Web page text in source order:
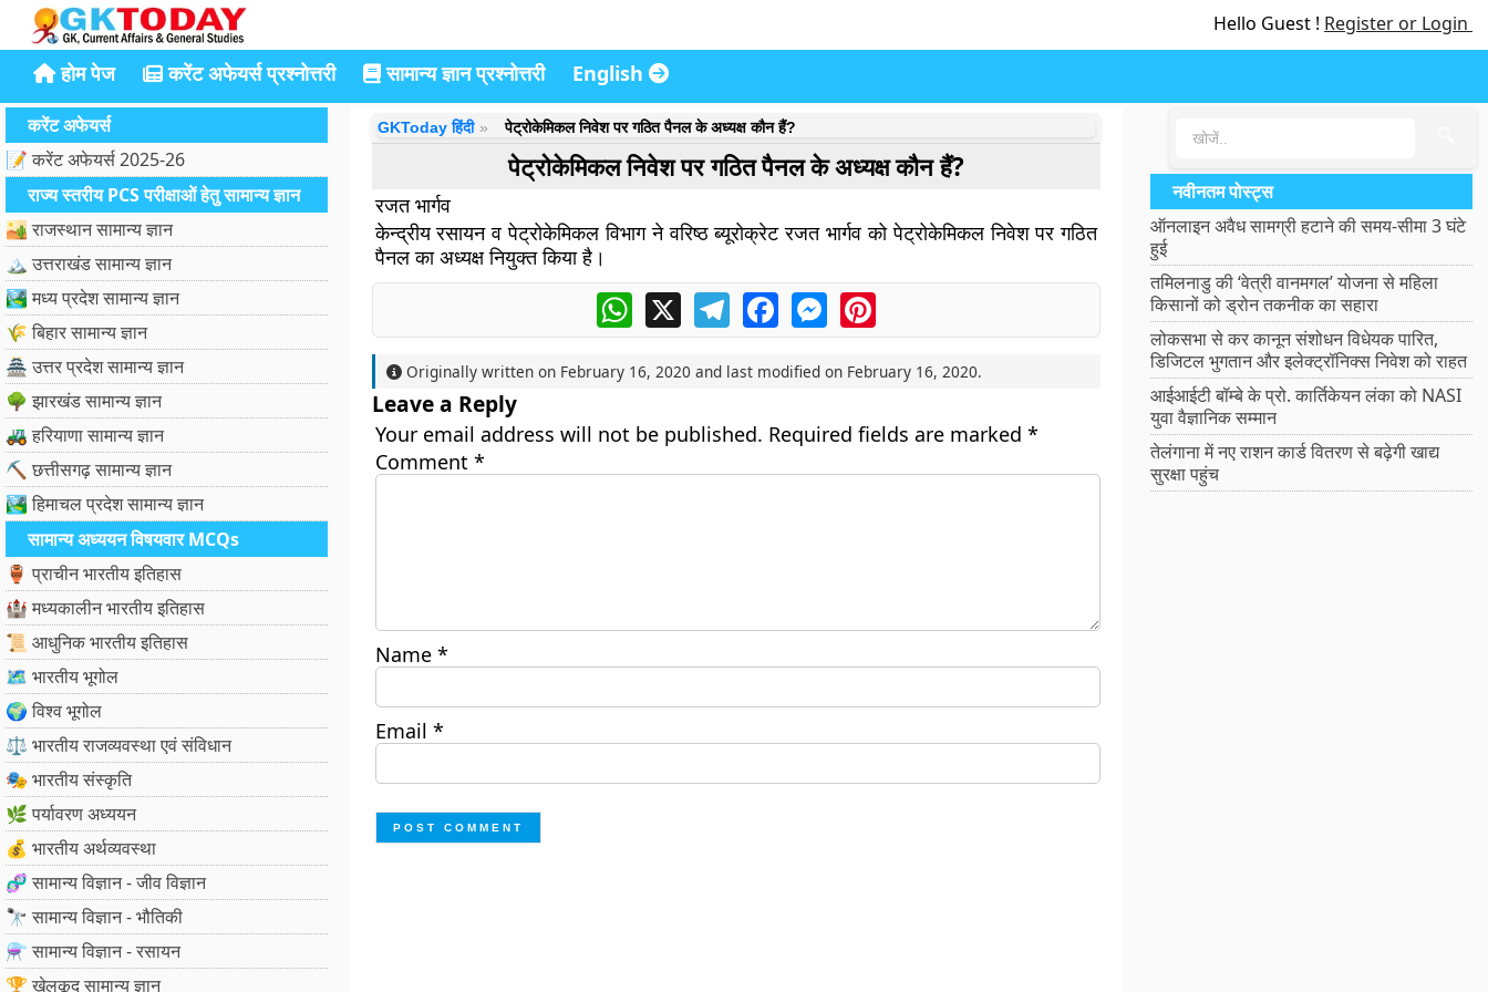
Hello Guest ! Register or Login
होम पेज करेंट अफेयर्स प्रश्नोत्तरी सामान्य ज्ञान प्रश्नोत्तरी English
करेंट अफेयर्स
📝 करेंट अफेयर्स 2025-26
राज्य स्तरीय PCS परीक्षाओं हेतु सामान्य ज्ञान
🏜️ राजस्थान सामान्य ज्ञान
🏔️ उत्तराखंड सामान्य ज्ञान
🏞️ मध्य प्रदेश सामान्य ज्ञान
🌾 बिहार सामान्य ज्ञान
🏯 उत्तर प्रदेश सामान्य ज्ञान
🌳 झारखंड सामान्य ज्ञान
🚜 हरियाणा सामान्य ज्ञान
⛏️ छत्तीसगढ़ सामान्य ज्ञान
🏞️ हिमाचल प्रदेश सामान्य ज्ञान
सामान्य अध्ययन विषयवार MCQs
🏺 प्राचीन भारतीय इतिहास
🏰 मध्यकालीन भारतीय इतिहास
📜 आधुनिक भारतीय इतिहास
🗺️ भारतीय भूगोल
🌍 विश्व भूगोल
⚖️ भारतीय राजव्यवस्था एवं संविधान
🎭 भारतीय संस्कृति
🌿 पर्यावरण अध्ययन
💰 भारतीय अर्थव्यवस्था
🧬 सामान्य विज्ञान - जीव विज्ञान
🔭 सामान्य विज्ञान - भौतिकी
⚗️ सामान्य विज्ञान - रसायन
🏆 खेलकूद सामान्य ज्ञान
GKToday हिंदी पेट्रोकेमिकल निवेश पर गठित पैनल के अध्यक्ष कौन हैं?
पेट्रोकेमिकल निवेश पर गठित पैनल के अध्यक्ष कौन हैं?
रजत भार्गव
केन्द्रीय रसायन व पेट्रोकेमिकल विभाग ने वरिष्ठ ब्यूरोक्रेट रजत भार्गव को पेट्रोकेमिकल निवेश पर गठित
पैनल का अध्यक्ष नियुक्त किया है।
WhatsApp
X TelegramFacebookMessengerPinterest
Originally written on February 16, 2020 and last modified on February 16, 2020.
Leave a Reply
Your email address will not be published. Required fields are marked *
Comment *
Name *
Email *
नवीनतम पोस्ट्स
ऑनलाइन अवैध सामग्री हटाने की समय-सीमा 3 घंटे
हुई
तमिलनाडु की ‘वेत्री वानमगल’ योजना से महिला
किसानों को ड्रोन तकनीक का सहारा
लोकसभा से कर कानून संशोधन विधेयक पारित,
डिजिटल भुगतान और इलेक्ट्रॉनिक्स निवेश को राहत
आईआईटी बॉम्बे के प्रो. कार्तिकेयन लंका को NASI
युवा वैज्ञानिक सम्मान
तेलंगाना में नए राशन कार्ड वितरण से बढ़ेगी खाद्य
सुरक्षा पहुंच